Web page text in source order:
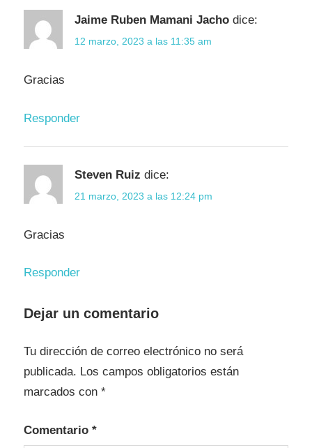
Jaime Ruben Mamani Jacho dice:
12 marzo, 2023 a las 11:35 am
Gracias
Responder
Steven Ruiz dice:
21 marzo, 2023 a las 12:24 pm
Gracias
Responder
Dejar un comentario
Tu dirección de correo electrónico no será
publicada. Los campos obligatorios están
marcados con *
Comentario *